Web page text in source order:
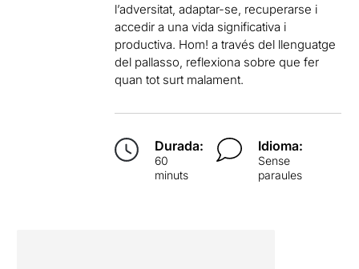
l’adversitat, adaptar-se, recuperarse i
accedir a una vida significativa i
productiva. Hom! a través del llenguatge
del pallasso, reflexiona sobre que fer
quan tot surt malament.
Durada:
60
minuts
Idioma:
Sense
paraules